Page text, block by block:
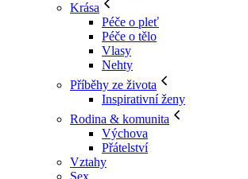
Krása
Péče o pleť
Péče o tělo
Vlasy
Nehty
Příběhy ze života
Inspirativní ženy
Rodina & komunita
Výchova
Přátelství
Vztahy
Sex